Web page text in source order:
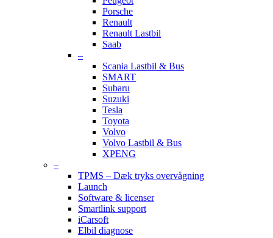
Porsche
Renault
Renault Lastbil
Saab
–
Scania Lastbil & Bus
SMART
Subaru
Suzuki
Tesla
Toyota
Volvo
Volvo Lastbil & Bus
XPENG
–
TPMS – Dæk tryks overvågning
Launch
Software & licenser
Smartlink support
iCarsoft
Elbil diagnose